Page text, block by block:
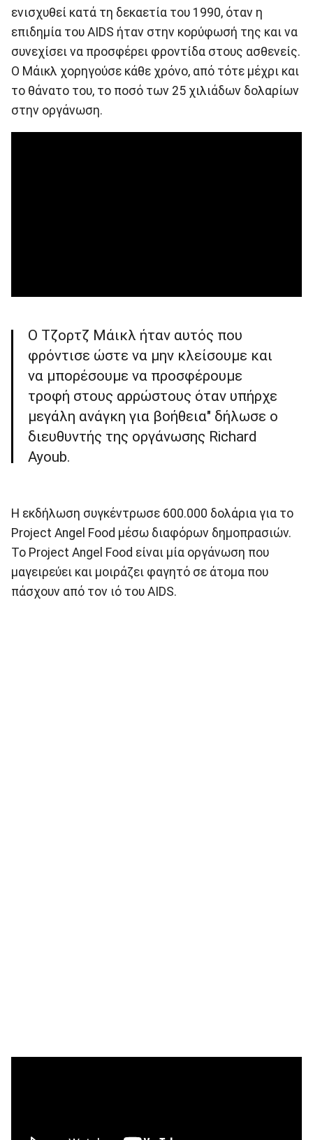
ενισχυθεί κατά τη δεκαετία του 1990, όταν η
επιδημία του AIDS ήταν στην κορύφωσή της και να
συνεχίσει να προσφέρει φροντίδα στους ασθενείς.
Ο Μάικλ χορηγούσε κάθε χρόνο, από τότε μέχρι και
το θάνατο του, το ποσό των 25 χιλιάδων δολαρίων
στην οργάνωση.
Ο Τζορτζ Μάικλ ήταν αυτός που
φρόντισε ώστε να μην κλείσουμε και
να μπορέσουμε να προσφέρουμε
τροφή στους αρρώστους όταν υπήρχε
μεγάλη ανάγκη για βοήθεια" δήλωσε ο
διευθυντής της οργάνωσης Richard
Ayoub.
Η εκδήλωση συγκέντρωσε 600.000 δολάρια για το
Project Angel Food μέσω διαφόρων δημοπρασιών.
Το Project Angel Food είναι μία οργάνωση που
μαγειρεύει και μοιράζει φαγητό σε άτομα που
πάσχουν από τον ιό του AIDS.